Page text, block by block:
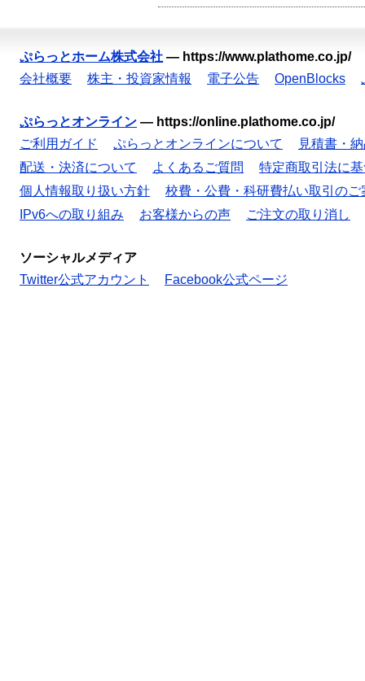
ぷらっとホーム株式会社 — https://www.plathome.co.jp/
会社概要
株主・投資家情報 電子公告 OpenBlocks
ぷらっとオンライン — https://online.plathome.co.jp/
ご利用ガイド
ぷらっとオンラインについて
見積書・
配送・決済について
よくあるご質問
特定商取引法に
個人情報取り扱い方針
校費・公費・科研費払い取引のご
IPv6への取り組み
お客様からの声 ご注文の取り消し
ソーシャルメディア
Twitter公式アカウント
Facebook公式ページ